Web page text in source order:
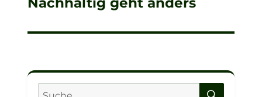
Nächster
Suche